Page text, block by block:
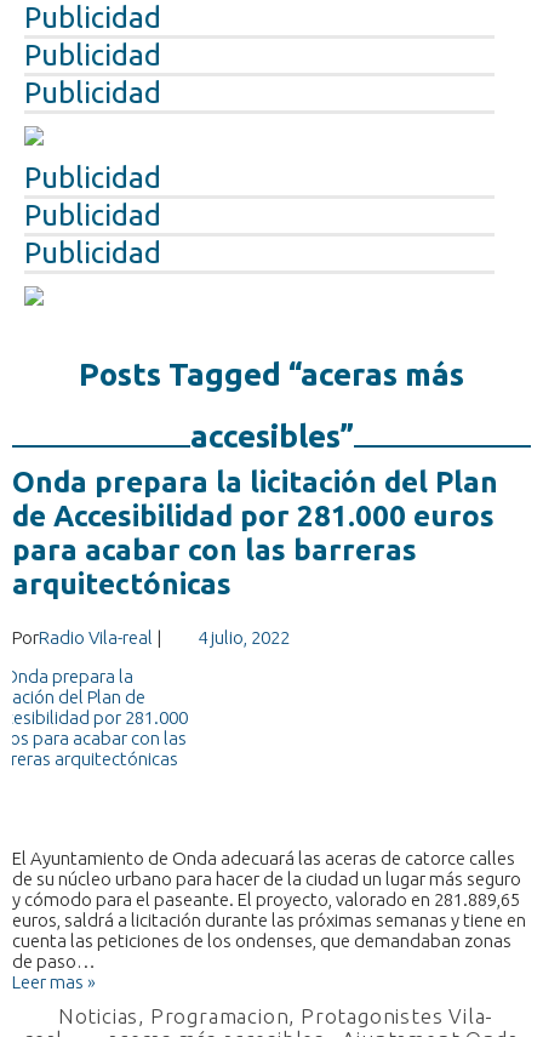
Publicidad
Publicidad
Publicidad
Publicidad
Publicidad
Publicidad
Posts Tagged “aceras más
accesibles”
Onda prepara la licitación del Plan
de Accesibilidad por 281.000 euros
para acabar con las barreras
arquitectónicas
PorRadio Vila-real | 4 julio, 2022
El Ayuntamiento de Onda adecuará las aceras de catorce calles
de su núcleo urbano para hacer de la ciudad un lugar más seguro
y cómodo para el paseante. El proyecto, valorado en 281.889,65
euros, saldrá a licitación durante las próximas semanas y tiene en
cuenta las peticiones de los ondenses, que demandaban zonas
de paso…
Leer mas »
Noticias, Programacion, Protagonistes Vila-